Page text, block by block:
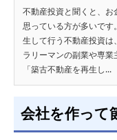
不動産投資と聞くと、お
思っている方が多いで
生して行う不動産投資
ラリーマンの副業や専業
「築古不動産を再生し...
会社を作って